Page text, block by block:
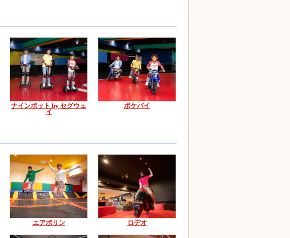
ナインボット by セグウェ
イ
ポケバイ
エアポリン ロデオ